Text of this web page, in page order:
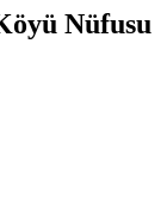
Nüfusu